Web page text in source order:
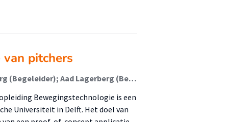
van pitchers
Daphne van Amelsvoord (Student); Daphne Wezenberg (Begeleider); Aad Lagerberg (Begeleider)
Bewegingstechnologie is een
Universiteit in Delft. Het doel van